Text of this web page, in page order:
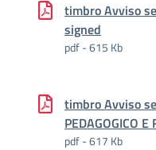
timbro Avviso
signed
pdf - 615 Kb
timbro Avviso
PEDAGOGICO
pdf - 617 Kb